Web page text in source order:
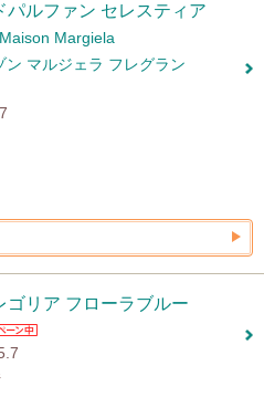
パルファン セレスティア
Margiela
マルジェラ フレグラン
ゴリア フローラブルー